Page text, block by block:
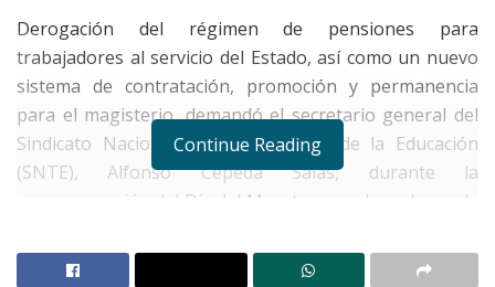
Derogación del régimen de pensiones para
trabajadores al servicio del Estado, así como un nuevo
sistema de contratación, promoción y permanencia
para el magisterio, demandó el secretario general del
Sindicato Nacional de Trabajadores de la Educación
(SNTE), Alfonso Cepeda Salas, durante la
conmemoración del Día del Maestro, encabezada por la
de México.
Continue Reading